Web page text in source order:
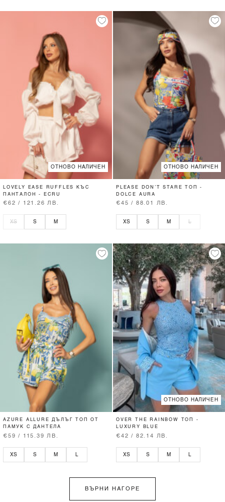
ОТНОВО НАЛИЧЕН
LOVELY EASE RUFFLES КЪС
ПАНТАЛОН - ECRU
€62 / 121.26 ЛВ.
XS S M
ОТНОВО НАЛИЧЕН
PLEASE DON’T STARE ТОП -
DOLCE AURA
€45 / 88.01 ЛВ.
XS S M L
AZURE ALLURE ДЪЛЪГ ТОП ОТ
ПАМУК С ДАНТЕЛА
€59 / 115.39 ЛВ.
XS S M
ОТНОВО НАЛИЧЕН
OVER THE RAINBOW ТОП -
LUXURY BLUE
€42 / 82.14 ЛВ.
XS S M
ВЪРНИ НАГОРЕ